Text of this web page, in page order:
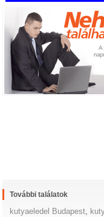
További találatok
kutyaeledel Budapest,